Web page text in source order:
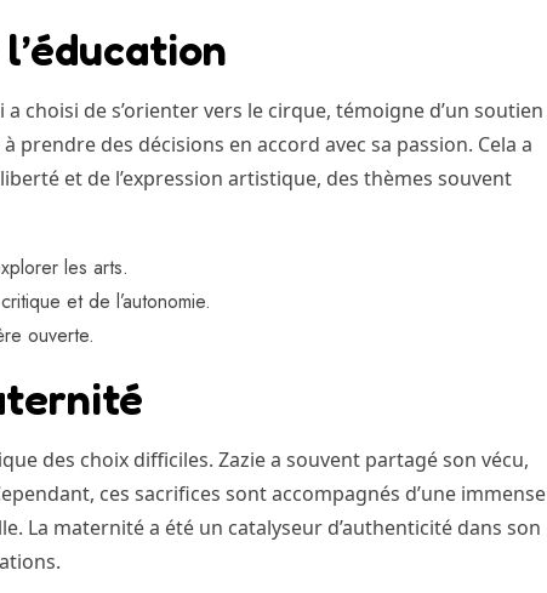
choisi de s’orienter vers le cirque, témoigne d’un soutien
prendre des décisions en accord avec sa passion. Cela a
et de l’expression artistique, des thèmes souvent
les arts.
et de l’autonomie.
ouverte.
des choix difficiles. Zazie a souvent partagé son vécu,
ces sacrifices sont accompagnés d’une immense
La maternité a été un catalyseur d’authenticité dans son